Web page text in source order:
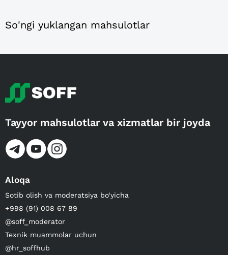
So'ngi yuklangan mahsulotlar
Tayyor mahsulotlar va xizmatlar bir joyda
Aloqa
Sotib olish va moderatsiya bo‘yicha
+998 (91) 008 67 89
@soff_moderator
Texnik muammolar uchun
@hr_soffhub